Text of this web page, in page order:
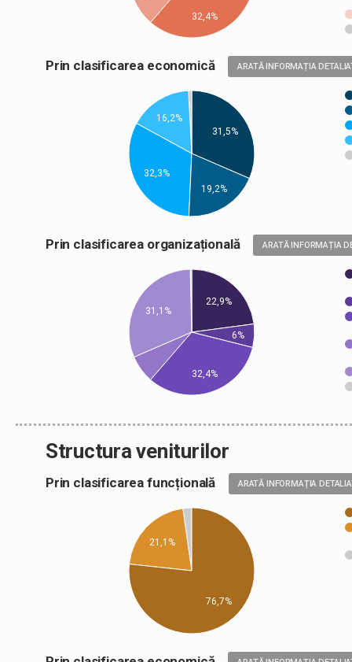
32,4%
Prin clasificarea economică ARATĂ INFORMAȚIA
31,5%
16,2%
32,3%
19,2%
Prin clasificarea organizațională ARATĂ INFORMAȚIA
22,9%
6%
31,1%
32,4%
Structura veniturilor
Prin clasificarea funcțională ARATĂ INFORMAȚIA
21,1%
76,7%